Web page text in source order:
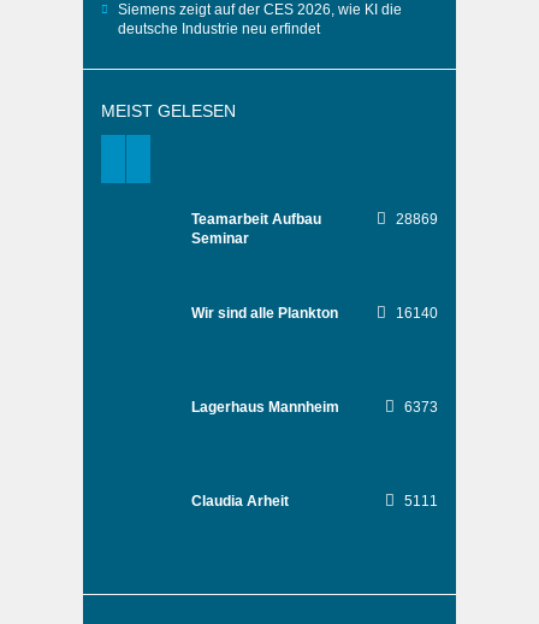
Siemens zeigt auf der CES 2026, wie KI die
deutsche Industrie neu erfindet
MEIST GELESEN
Teamarbeit Aufbau
Seminar
28869
Wir sind alle Plankton 16140
Lagerhaus Mannheim 6373
Claudia Arheit 5111